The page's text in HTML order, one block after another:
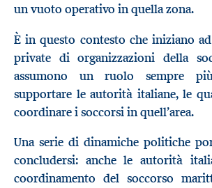
un vuoto operativo in quella zona.
È in questo contesto che iniziano
private di organizzazioni della
assumono un ruolo sempre
supportare le autorità italiane, le
coordinare i soccorsi in quell’area.
Una serie di dinamiche politiche
concludersi: anche le autorità
coordinamento del soccorso